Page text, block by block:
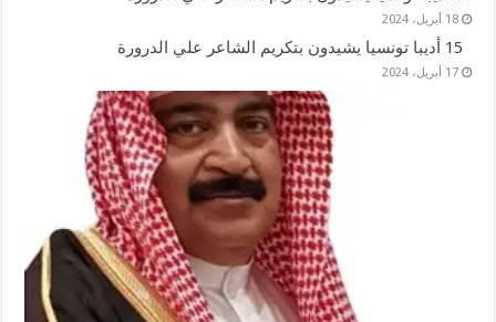
18 أبريل، 2024
17 أبريل، 2024